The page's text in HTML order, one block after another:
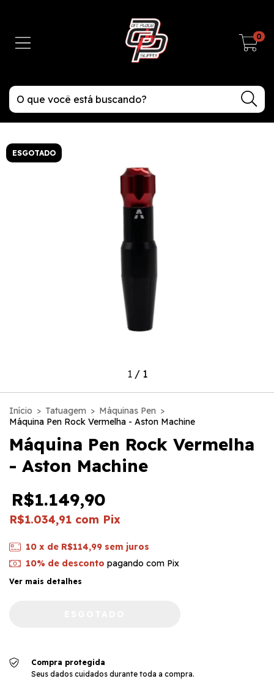
0
ESGOTADO
1/ 1
Início > Tatuagem > Máquinas Pen >
Máquina Pen Rock Vermelha - Aston Machine
Máquina Pen Rock Vermelha
- Aston Machine
R$1.149,90
R$1.034,91 com Pix
10 x de R$114,99 sem juros
10% de desconto pagando com Pix
Ver mais detalhes
Compra protegida
Seus dados cuidados durante toda a compra.